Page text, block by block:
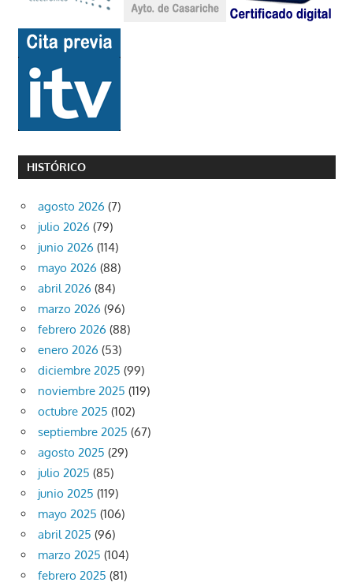
HISTÓRICO
agosto 2026 (7)
julio 2026 (79)
junio 2026 (114)
mayo 2026 (88)
abril 2026 (84)
marzo 2026 (96)
febrero 2026 (88)
enero 2026 (53)
diciembre 2025 (99)
noviembre 2025 (119)
octubre 2025 (102)
septiembre 2025 (67)
agosto 2025 (29)
julio 2025 (85)
junio 2025 (119)
mayo 2025 (106)
abril 2025 (96)
marzo 2025 (104)
febrero 2025 (81)